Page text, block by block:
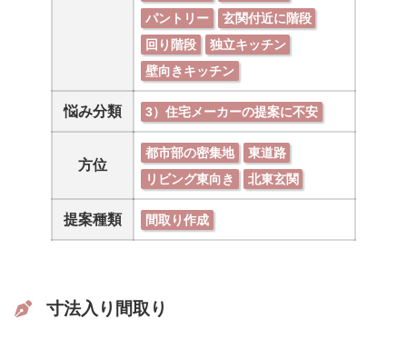
パントリー
玄関付近に階段
回り階段
独立キッチン
壁向きキッチン
悩み分類 3）住宅メーカーの提案に不安
方位
都市部の密集地
東道路
リビング東向き
北東玄関
提案種類 間取り作成
寸法入り間取り